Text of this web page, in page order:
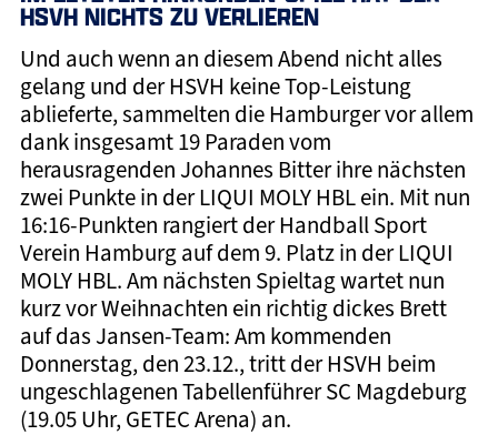
HSVH NICHTS ZU VERLIEREN
Und auch wenn an diesem Abend nicht alles
gelang und der HSVH keine Top-Leistung
ablieferte, sammelten die Hamburger vor allem
dank insgesamt 19 Paraden vom
herausragenden Johannes Bitter ihre nächsten
zwei Punkte in der LIQUI MOLY HBL ein. Mit nun
16:16-Punkten rangiert der Handball Sport
Verein Hamburg auf dem 9. Platz in der LIQUI
MOLY HBL. Am nächsten Spieltag wartet nun
kurz vor Weihnachten ein richtig dickes Brett
auf das Jansen-Team: Am kommenden
Donnerstag, den 23.12., tritt der HSVH beim
ungeschlagenen Tabellenführer SC Magdeburg
(19.05 Uhr, GETEC Arena) an.